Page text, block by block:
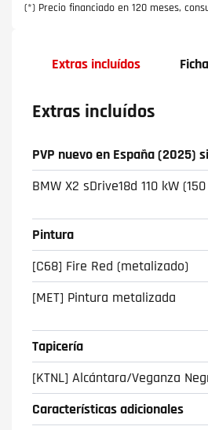
(*) Precio financiado en 120 meses,
Extras incluídos
Extras incluídos
PVP nuevo en España (2025)
BMW X2 sDrive18d 110 kW (150
Pintura
[C68] Fire Red (metalizado)
[MET] Pintura metalizada
Tapicería
[KTNL] Alcántara/Veganza
Características adicionales